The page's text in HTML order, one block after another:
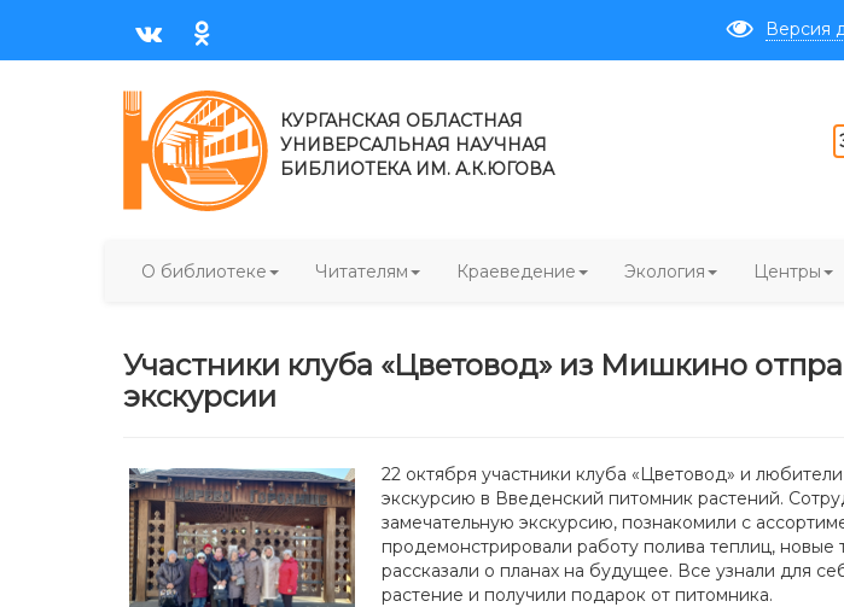
Версия
КУРГАНСКАЯ ОБЛАСТНАЯ
УНИВЕРСАЛЬНАЯ НАУЧНАЯ
БИБЛИОТЕКА ИМ. А.К.ЮГОВА
О библиотеке Читателям Краеведение Экология Центры
Участники клуба «Цветовод» из Мишкино
экскурсии
22 октября участники клуба «Цветовод» и
экскурсию в Введенский питомник растений.
замечательную экскурсию, познакомили с
продемонстрировали работу полива теплиц, новые
рассказали о планах на будущее. Все узнали для
растение и получили подарок от питомника.